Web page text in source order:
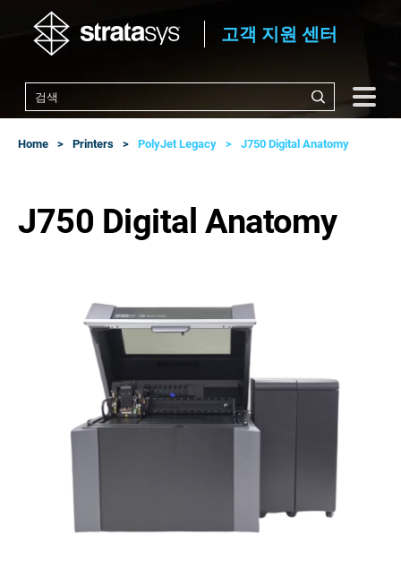
고객 지원 센터
Home Printers PolyJet Legacy J750 Digital Anatomy
J750 Digital Anatomy